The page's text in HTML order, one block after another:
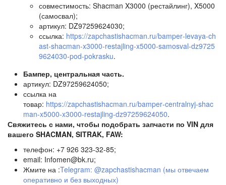
совместимость: Shacman X3000 (рестайлинг), X5000
(самосвал);
артикул: DZ97259624030;
ссылка: https://zapchastishacman.ru/bamper‑levaya‑ch
ast‑shacman‑x3000‑restajling‑x5000‑samosval‑dz9725
9624030‑pod‑pokrasku.
Бампер, центральная часть.
артикул: DZ97259624050;
ссылка на
товар: https://zapchastishacman.ru/bamper‑centralnyj‑shac
man‑x5000‑x3000‑restajling‑dz97259624050.
Свяжитесь с нами, чтобы подобрать запчасти по VIN для
вашего SHACMAN, SITRAK, FAW:
телефон: +7 926 323-32-85;
email: Infomen@bk.ru;
Жмите на :Telegram: @zapchastishacman (мы отвечаем
оперативно и без выходных)